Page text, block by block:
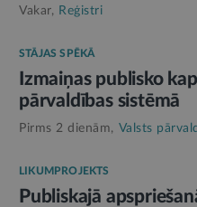
Vakar, Reģistri
STĀJAS SPĒKĀ
Izmaiņas publisko
pārvaldības sistēmā
Pirms 2 dienām, Valsts
LIKUMPROJEKTS
Publiskajā